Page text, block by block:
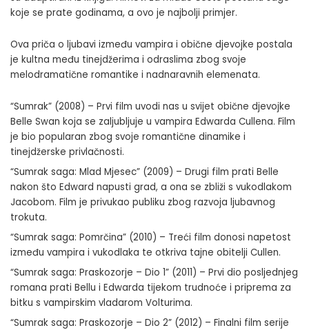
koje se prate godinama, a ovo je najbolji primjer.
Ova priča o ljubavi između vampira i obične djevojke postala
je kultna među tinejdžerima i odraslima zbog svoje
melodramatične romantike i nadnaravnih elemenata.
“Sumrak” (2008) – Prvi film uvodi nas u svijet obične djevojke
Belle Swan koja se zaljubljuje u vampira Edwarda Cullena. Film
je bio popularan zbog svoje romantične dinamike i
tinejdžerske privlačnosti.
“Sumrak saga: Mlad Mjesec” (2009) – Drugi film prati Belle
nakon što Edward napusti grad, a ona se zbliži s vukodlakom
Jacobom. Film je privukao publiku zbog razvoja ljubavnog
trokuta.
“Sumrak saga: Pomrčina” (2010) – Treći film donosi napetost
između vampira i vukodlaka te otkriva tajne obitelji Cullen.
“Sumrak saga: Praskozorje – Dio 1” (2011) – Prvi dio posljednjeg
romana prati Bellu i Edwarda tijekom trudnoće i priprema za
bitku s vampirskim vladarom Volturima.
“Sumrak saga: Praskozorje – Dio 2” (2012) – Finalni film serije